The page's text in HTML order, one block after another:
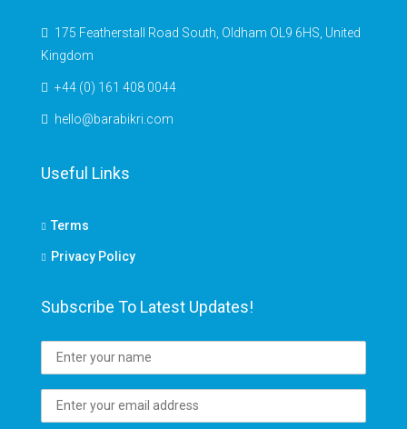
175 Featherstall Road South, Oldham OL9 6HS, United
Kingdom
+44 (0) 161 408 0044
hello@barabikri.com
Useful Links
Terms
Privacy Policy
Subscribe To Latest Updates!